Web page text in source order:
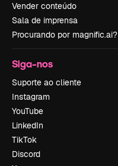
Vender conteúdo
Sala de imprensa
Procurando por magnific.ai?
Siga-nos
Suporte ao cliente
Instagram
YouTube
LinkedIn
TikTok
Discord